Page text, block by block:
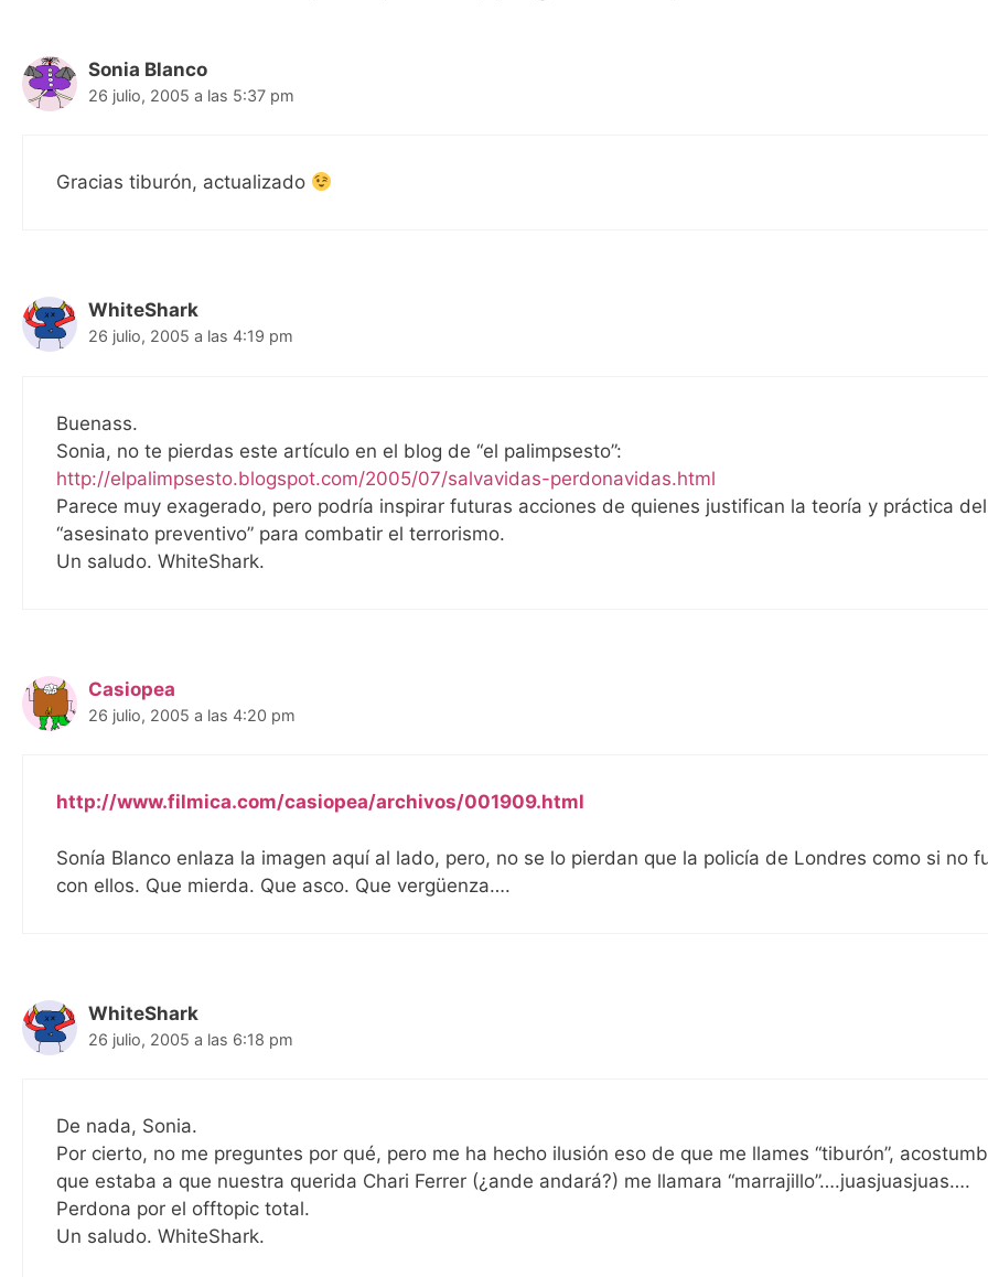
Sonia Blanco
26 julio, 2005 a las 5:37 pm
Gracias tiburón, actualizado
WhiteShark
26 julio, 2005 a las 4:19 pm
Buenass.
Sonia, no te pierdas este artículo en el blog de “el palimpsesto”:
http://elpalimpsesto.blogspot.com/2005/07/salvavidas-perdonavidas.html
Parece muy exagerado, pero podría inspirar futuras acciones de quienes justifican la teoría y práctica del
“asesinato preventivo” para combatir el terrorismo.
Un saludo. WhiteShark.
Casiopea
26 julio, 2005 a las 4:20 pm
http://www.filmica.com/casiopea/archivos/001909.html
Sonía Blanco enlaza la imagen aquí al lado, pero, no se lo pierdan que la policía de Londres como si no
con ellos. Que mierda. Que asco. Que vergüenza….
WhiteShark
26 julio, 2005 a las 6:18 pm
De nada, Sonia.
Por cierto, no me preguntes por qué, pero me ha hecho ilusión eso de que me llames “tiburón”,
que estaba a que nuestra querida Chari Ferrer (¿ande andará?) me llamara “marrajillo”….juasjuasjuas….
Perdona por el offtopic total.
Un saludo. WhiteShark.